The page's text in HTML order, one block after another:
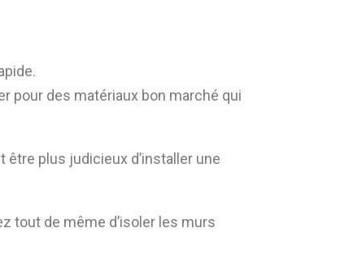
pour des matériaux bon marché qui
être plus judicieux d’installer une
tout de même d’isoler les murs